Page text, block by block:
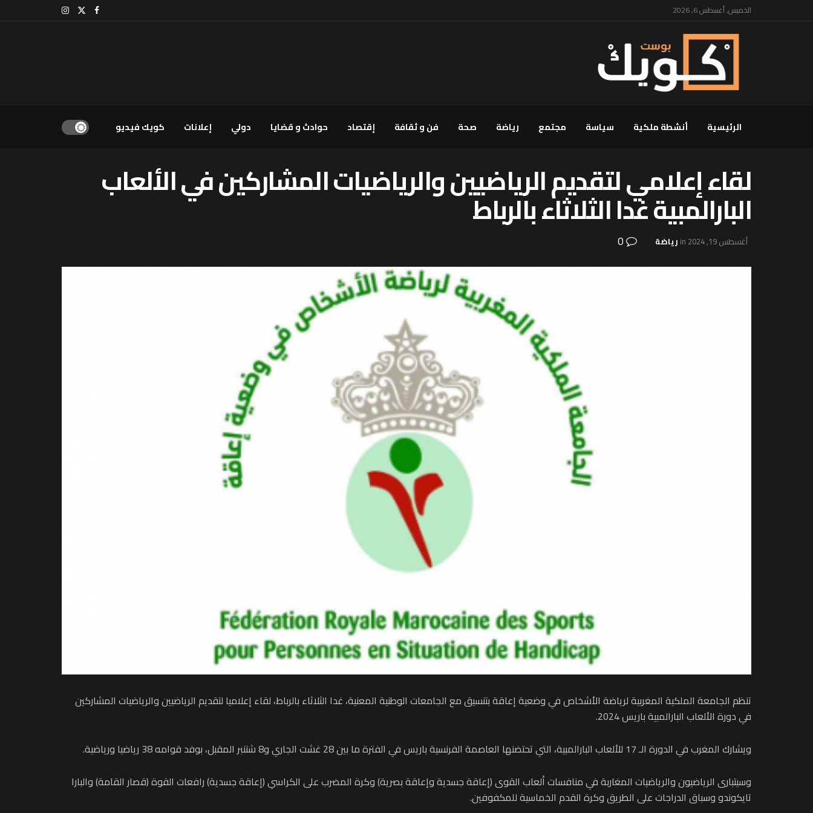
الخميس, أغسطس 6, 2026
الرئيسية أنشطة ملكية سياسة مجتمع رياضة صحة فن و ثقافة إقتصاد حوادث و قضايا دولي إعلانات كويك فيديو
لقاء إعلامي لتقديم الرياضيين والرياضيات المشاركين في الألعاب
البارالمبية غدا الثلاثاء بالرباط
أغسطس 19, 2024 in رياضة
تنظم الجامعة الملكية المغربية لرياضة الأشخاص في وضعية إعاقة بتنسيق مع الجامعات الوطنية المعنية، غدا الثلاثاء بالرباط، لقاء إعلاميا لتقديم الرياضيين والرياضيات المشاركين
في دورة الألعاب البارالمبية باريس 2024.
ويشارك المغرب في الدورة الـ 17 للألعاب البارالمبية، التي تحتضنها العاصمة الفرنسية باريس في الفترة ما بين 28 غشت الجاري و8 شتنبر المقبل، بوفد قوامه 38 رياضيا ورياضية.
وسيتبارى الرياضيون والرياضيات المغاربة في منافسات ألعاب القوى (إعاقة جسدية وإعاقة بصرية) وكرة المضرب على الكراسي (إعاقة جسدية) رافعات القوة (قصار القامة) والبارا
تايكوندو وسباق الدراجات على الطريق وكرة القدم الخماسية للمكفوفين.